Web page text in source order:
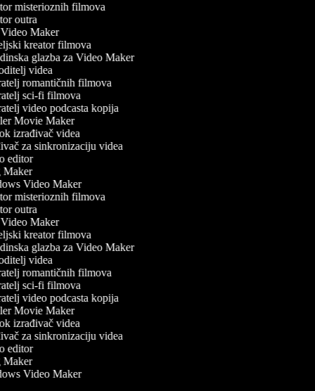
misterioznih filmova
outra
Maker
kreator filmova
glazba za Video Maker
videa
romantičnih filmova
sci-fi filmova
video podcasta kopija
Movie Maker
izrađivač videa
za sinkronizaciju videa
editor
Video Maker
misterioznih filmova
outra
Maker
kreator filmova
glazba za Video Maker
videa
romantičnih filmova
sci-fi filmova
video podcasta kopija
Movie Maker
izrađivač videa
za sinkronizaciju videa
editor
Video Maker